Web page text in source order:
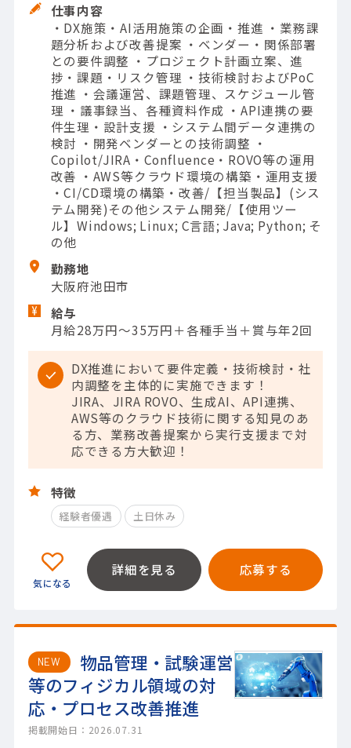
仕事内容
・DX施策・AI活用施策の企画・推進 ・業務課
題分析および改善提案 ・ベンダー・関係部署
との要件調整 ・プロジェクト計画立案、進
捗・課題・リスク管理 ・技術検討およびPoC
推進 ・会議運営、課題管理、スケジュール管
理 ・議事録当、各種資料作成 ・API連携の要
件生理・設計支援 ・システム間データ連携の
検討 ・開発ベンダーとの技術調整 ・
Copilot/JIRA・Confluence・ROVO等の運用
改善 ・AWS等クラウド環境の構築・運用支援
・CI/CD環境の構築・改善/【担当製品】(シス
テム開発)その他システム開発/【使用ツー
ル】Windows; Linux; C言語; Java; Python; そ
の他
勤務地
大阪府池田市
給与
月給28万円～35万円＋各種手当＋賞与年2回
DX推進において要件定義・技術検討・社
内調整を主体的に実施できます！
JIRA、JIRA ROVO、生成AI、API連携、
AWS等のクラウド技術に関する知見のあ
る方、業務改善提案から実行支援まで対
応できる方大歓迎！
特徴
経験者優遇 土日休み
詳細を見る 応募する
NEW
物品管理・試験運営
等のフィジカル領域の対
応・プロセス改善推進
掲載開始日：2026.07.31